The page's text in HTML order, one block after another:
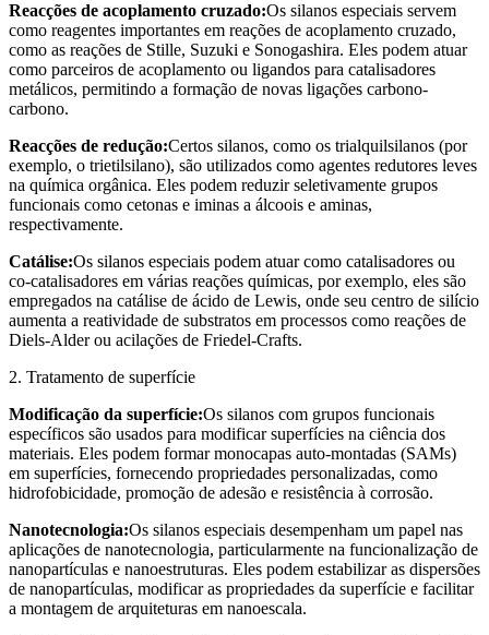
Reacções de acoplamento cruzado:Os silanos especiais servem
como reagentes importantes em reações de acoplamento cruzado,
como as reações de Stille, Suzuki e Sonogashira. Eles podem atuar
como parceiros de acoplamento ou ligandos para catalisadores
metálicos, permitindo a formação de novas ligações carbono-
carbono.
Reacções de redução:Certos silanos, como os trialquilsilanos (por
exemplo, o trietilsilano), são utilizados como agentes redutores leves
na química orgânica. Eles podem reduzir seletivamente grupos
funcionais como cetonas e iminas a álcoois e aminas,
respectivamente.
Catálise:Os silanos especiais podem atuar como catalisadores ou
co-catalisadores em várias reações químicas, por exemplo, eles são
empregados na catálise de ácido de Lewis, onde seu centro de silício
aumenta a reatividade de substratos em processos como reações de
Diels-Alder ou acilações de Friedel-Crafts.
2. Tratamento de superfície
Modificação da superfície:Os silanos com grupos funcionais
específicos são usados para modificar superfícies na ciência dos
materiais. Eles podem formar monocapas auto-montadas (SAMs)
em superfícies, fornecendo propriedades personalizadas, como
hidrofobicidade, promoção de adesão e resistência à corrosão.
Nanotecnologia:Os silanos especiais desempenham um papel nas
aplicações de nanotecnologia, particularmente na funcionalização de
nanopartículas e nanoestruturas. Eles podem estabilizar as dispersões
de nanopartículas, modificar as propriedades da superfície e facilitar
a montagem de arquiteturas em nanoescala.